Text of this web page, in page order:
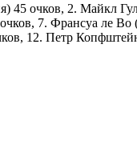
45 очков, 2.
7. Франсуа
12. Петр